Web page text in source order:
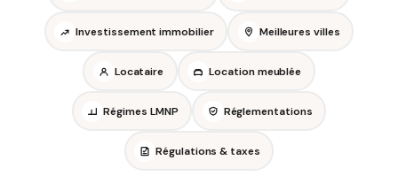
Investissement immobilier Meilleures villes
Locataire Location meublée
Régimes LMNP Réglementations
Régulations & taxes